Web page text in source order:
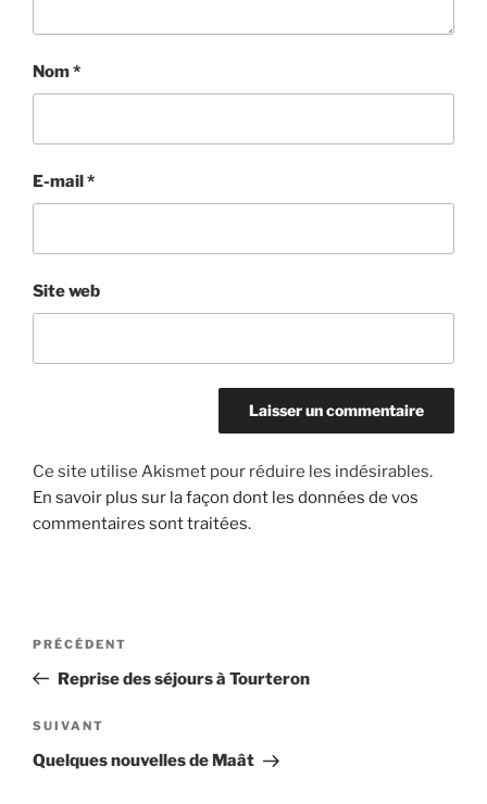
Nom*
E-mail*
Site web
Ce site utilise Akismet pour réduire les indésirables.
En savoir plus sur la façon dont les données de vos
commentaires sont traitées.
Navigation
l’article
Article
précédent
PRÉCÉDENT
Reprise des séjours à Tourteron
Article
suivant
SUIVANT
Quelques nouvelles de Maât